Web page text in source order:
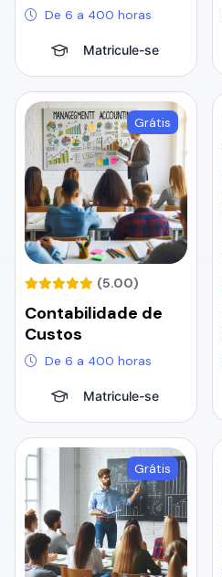
De 6 a 400 horas
Matricule-se
Grátis
(5.00)
Contabilidade de
Custos
De 6 a 400 horas
Matricule-se
Grátis